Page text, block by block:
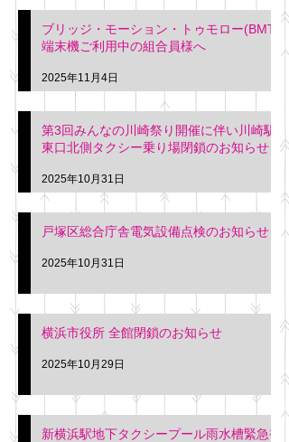
ブリッジ・モーション・トゥモロー(BMT)
端末機ご利用中の組合員様へ
2025年11月4日
第3回みんなの川崎祭り開催に伴い川崎駅
東口北側タクシー乗り場閉鎖のお知らせ
2025年10月31日
戸塚区総合庁舎電気設備点検のお知らせ
2025年10月31日
横浜市役所 全館閉鎖のお知らせ
2025年10月29日
新横浜駅地下タクシープール雨水槽緊急補